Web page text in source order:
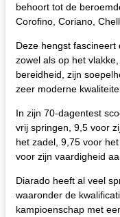
behoort tot de
Corofino, Coriano,
Deze hengst
zowel als op het
bereidheid, zijn
zeer moderne
In zijn 70-dagentest
vrij springen, 9,5 voor
het zadel, 9,75 voor
voor zijn vaardigheid
Diarado heeft al veel
waaronder de
kampioenschap met